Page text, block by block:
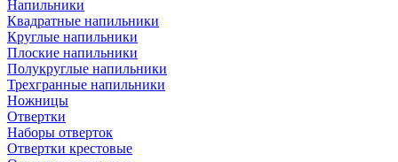
Напильники
Квадратные напильники
Круглые напильники
Плоские напильники
Полукруглые напильники
Трехгранные напильники
Ножницы
Отвертки
Наборы отверток
Отвертки крестовые